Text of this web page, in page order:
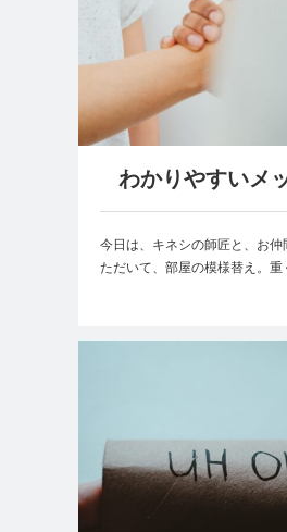
わかりやすいメ
今日は、キネシの師匠と、お仲
ただいて、部屋の模様替え。